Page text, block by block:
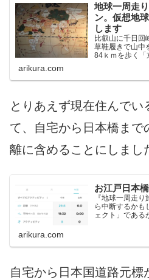
地球一周走
ン。仮想地
します
比叡山に千日回
草鞋履きで山中
84ｋｍを歩く「
７年かけて４
常人になしえ
れなくなったら
arikura.com
とりあえず現在住んでい
て、自宅から日本橋まで
離に含めることにしまし
お江戸日本
『地球一周走
ら中断するかも
ェクト」である
点であり、日
arikura.com
自宅から日本国道路元標